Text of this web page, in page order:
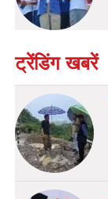
ट्रेंडिंग खबरें